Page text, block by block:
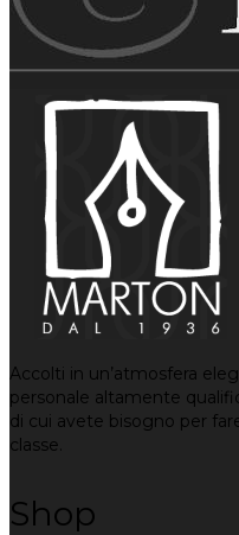
Accolti in un’atmosfera
personale altamente
di cui avete bisogno per
classe.
Shop